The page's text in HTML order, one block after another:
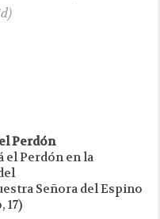
Perdón
el Perdón en la
Señora del Espino
17)